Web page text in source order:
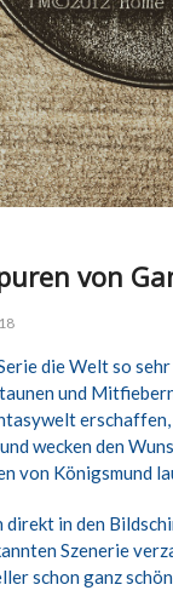
von
die Welt so
und
wecken den
von Königsmund
direkt in den
Szenerie
schon ganz